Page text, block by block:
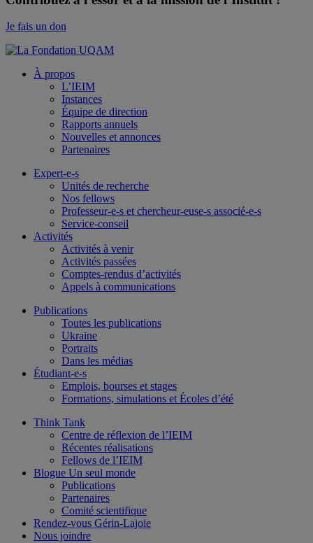
Je fais un don
À propos
L’IEIM
Instances
Équipe de direction
Rapports annuels
Nouvelles et annonces
Partenaires
Expert-e-s
Unités de recherche
Nos fellows
Professeur-e-s et chercheur-euse-s associé-e-s
Service-conseil
Activités
Activités à venir
Activités passées
Comptes-rendus d’activités
Appels à communications
Publications
Toutes les publications
Ukraine
Portraits
Dans les médias
Étudiant-e-s
Emplois, bourses et stages
Formations, simulations et Écoles d’été
Think Tank
Centre de réflexion de l’IEIM
Récentes réalisations
Fellows de l’IEIM
Blogue Un seul monde
Publications
Partenaires
Comité scientifique
Rendez-vous Gérin-Lajoie
Nous joindre